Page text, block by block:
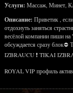
Услуги: Массаж, Минет,
Описание: Приветик ,
отдохнуть заняться
весёлой компании пиши
обсуждается сразу
IZBRAUCU ❗ TIKAI
ROYAL VIP профиль